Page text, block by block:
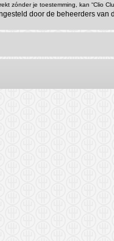
zónder je toestemming, kan “Clio
door de beheerders van